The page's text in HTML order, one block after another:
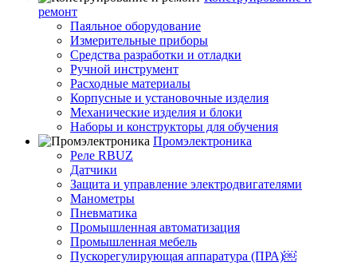
ремонт
Паяльное оборудование
Измерительные приборы
Средства разработки и отладки
Ручной инструмент
Расходные материалы
Корпусные и установочные изделия
Механические изделия и блоки
Наборы и конструкторы для обучения
Промэлектроника
Реле RBUZ
Датчики
Защита и управление электродвигателями
Манометры
Пневматика
Промышленная автоматизация
Промышленная мебель
Пускорегулирующая аппаратура (ПРА)￼